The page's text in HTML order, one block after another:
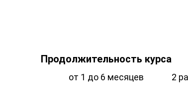
Продолжительность курса
от 1 до 6 месяцев 2